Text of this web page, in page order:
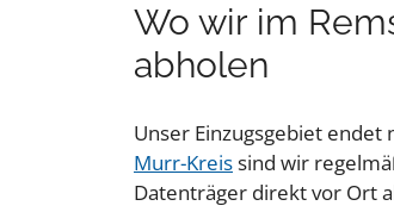
Wo wir im
abholen
Unser Einzugsgebiet endet
Murr-Kreissind wir
Datenträger direkt vor Ort